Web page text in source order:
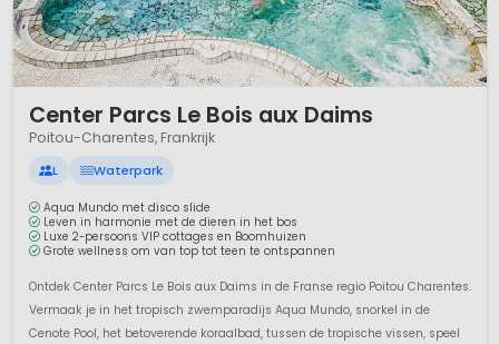
Center Parcs Le Bois aux Daims
Poitou-Charentes, Frankrijk
L Waterpark
Aqua Mundo met disco slide
Leven in harmonie met de dieren in het bos
Luxe 2-persoons VIP cottages en Boomhuizen
Grote wellness om van top tot teen te ontspannen
Ontdek Center Parcs Le Bois aux Daims in de Franse regio Poitou Charentes.
Vermaak je in het tropisch zwemparadijs Aqua Mundo, snorkel in de
Cenote Pool, het betoverende koraalbad, tussen de tropische vissen, speel